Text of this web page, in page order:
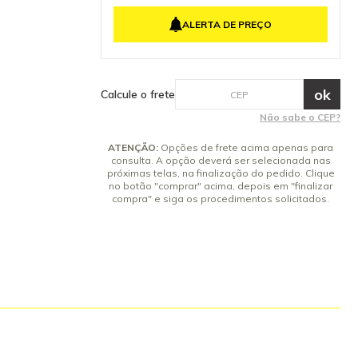
reposição
ALERTA DE PREÇO
Calcule o frete
Não sabe o CEP?
ATENÇÃO: Opções de frete acima apenas para
consulta. A opção deverá ser selecionada nas
próximas telas, na finalização do pedido. Clique
no botão "comprar" acima, depois em "finalizar
compra" e siga os procedimentos solicitados.